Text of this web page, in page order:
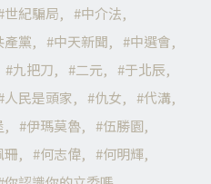
世紀騙局
中介法
產黨 中天新聞
中選會
九把刀 二元
于北辰
人民是頭家 仇女
代溝
伊瑪莫魯
伍勝園
珊 何志偉
何明輝